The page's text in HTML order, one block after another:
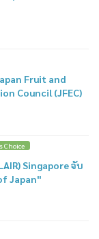
Fruit and
Council (JFEC)
Choice
Singapore จับ
Japan"